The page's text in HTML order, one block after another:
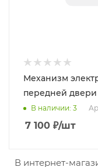
Механизм
передней двери
В наличии: 3
7 100 ₽/шт
В интернет-